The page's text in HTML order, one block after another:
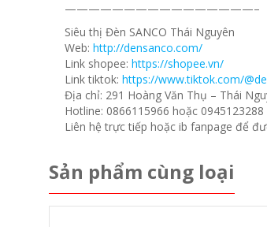
————————————————–
Siêu thị Đèn SANCO Thái Nguyên
Web: http://densanco.com/
Link shopee: https://shopee.vn/
Link tiktok: https://www.tiktok.com/
Địa chỉ: 291 Hoàng Văn Thụ – Thái
Hotline: 0866115966 hoặc 0945123288
Liên hệ trực tiếp hoặc ib fanpage để
Sản phẩm cùng loại